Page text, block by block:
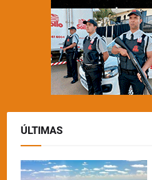
ÚLTIMAS